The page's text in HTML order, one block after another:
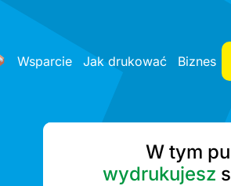
Wsparcie Jak drukować Biznes
W tym
wydrukujesz